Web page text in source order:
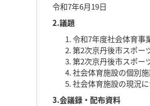
令和7年6月19日
2.議題
令和7年度社会体育事
第2次京丹後市スポー
第2次京丹後市スポー
社会体育施設の個別
社会体育施設の現況
3.会議録・配布資料